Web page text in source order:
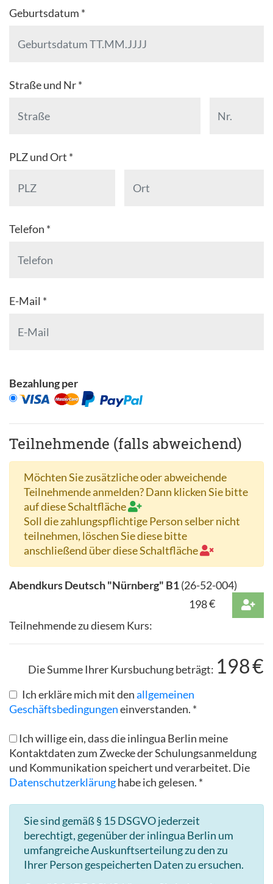
Geburtsdatum *
Straße und Nr *
PLZ und Ort *
Telefon *
E-Mail *
Bezahlung per
Teilnehmende (falls abweichend)
Möchten Sie zusätzliche oder abweichende
Teilnehmende anmelden? Dann klicken Sie bitte
auf diese Schaltfläche
Soll die zahlungspflichtige Person selber nicht
teilnehmen, löschen Sie diese bitte
anschließend über diese Schaltfläche
Abendkurs Deutsch "Nürnberg" B1(26-52-004)
198€
Teilnehmende zu diesem Kurs:
Die Summe Ihrer Kursbuchung beträgt: 198€
Ich erkläre mich mit denallgemeinen
Geschäftsbedingungeneinverstanden. *
Ich willige ein, dass die inlingua Berlin meine
Kontaktdaten zum Zwecke der Schulungsanmeldung
und Kommunikation speichert und verarbeitet. Die
Datenschutzerklärunghabe ich gelesen. *
Sie sind gemäß § 15 DSGVO jederzeit
berechtigt, gegenüber der inlingua Berlin um
umfangreiche Auskunftserteilung zu den zu
Ihrer Person gespeicherten Daten zu ersuchen.